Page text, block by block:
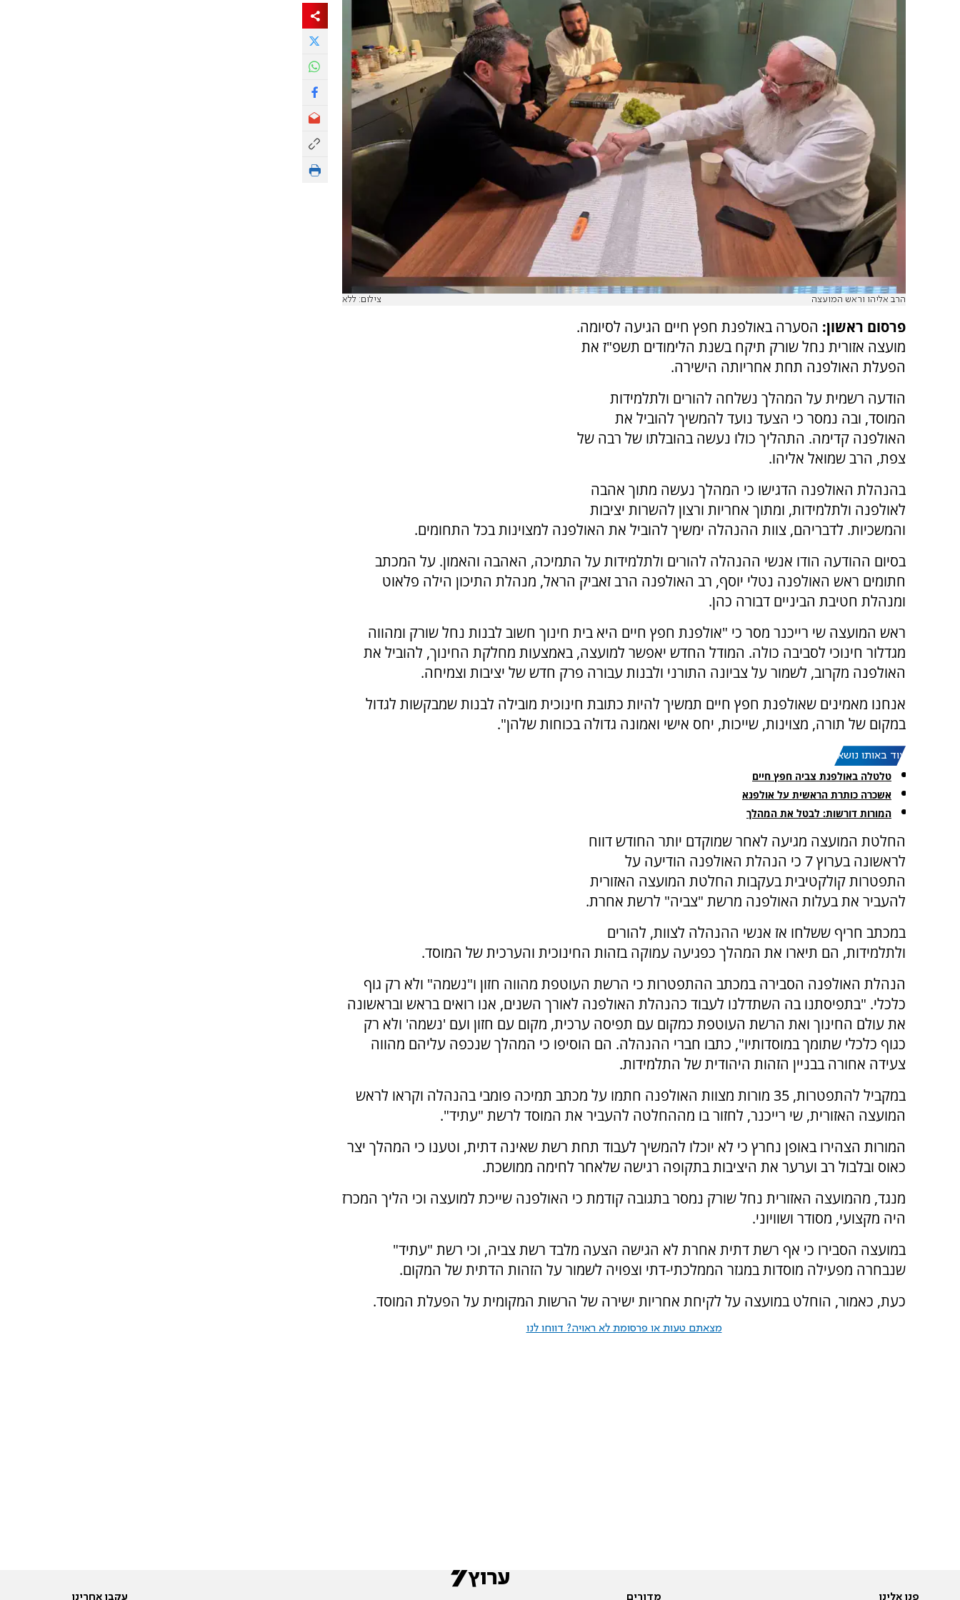
הרב אליהו וראש המועצה צילום: ללא
פרסום ראשון: הסערה באולפנת חפץ חיים הגיעה לסיומה.
מועצה אזורית נחל שורק תיקח בשנת הלימודים תשפ"ז את
הפעלת האולפנה תחת אחריותה הישירה.
הודעה רשמית על המהלך נשלחה להורים ולתלמידות
המוסד, ובה נמסר כי הצעד נועד להמשיך להוביל את
האולפנה קדימה. התהליך כולו נעשה בהובלתו של רבה של
צפת, הרב שמואל אליהו.
בהנהלת האולפנה הדגישו כי המהלך נעשה מתוך אהבה
לאולפנה ולתלמידות, ומתוך אחריות ורצון להשרות יציבות
והמשכיות. לדבריהם, צוות ההנהלה ימשיך להוביל את האולפנה למצוינות בכל התחומים.
בסיום ההודעה הודו אנשי ההנהלה להורים ולתלמידות על התמיכה, האהבה והאמון. על המכתב
חתומים ראש האולפנה נטלי יוסף, רב האולפנה הרב זאביק הראל, מנהלת התיכון הילה פלאוט
ומנהלת חטיבת הביניים דבורה כהן.
ראש המועצה שי רייכנר מסר כי "אולפנת חפץ חיים היא בית חינוך חשוב לבנות נחל שורק ומהווה
מגדלור חינוכי לסביבה כולה. המודל החדש יאפשר למועצה, באמצעות מחלקת החינוך, להוביל את
האולפנה מקרוב, לשמור על צביונה התורני ולבנות עבורה פרק חדש של יציבות וצמיחה.
אנחנו מאמינים שאולפנת חפץ חיים תמשיך להיות כתובת חינוכית מובילה לבנות שמבקשות לגדול
במקום של תורה, מצוינות, שייכות, יחס אישי ואמונה גדולה בכוחות שלהן".
עוד באותו נושא:
טלטלה באולפנת צביה חפץ חיים
אשכרה כותרת הראשית על אולפנא
המורות דורשות: לבטל את המהלך
החלטת המועצה מגיעה לאחר שמוקדם יותר החודש דווח
לראשונה בערוץ 7 כי הנהלת האולפנה הודיעה על
התפטרות קולקטיבית בעקבות החלטת המועצה האזורית
להעביר את בעלות האולפנה מרשת "צביה" לרשת אחרת.
במכתב חריף ששלחו אז אנשי ההנהלה לצוות, להורים
ולתלמידות, הם תיארו את המהלך כפגיעה עמוקה בזהות החינוכית והערכית של המוסד.
הנהלת האולפנה הסבירה במכתב ההתפטרות כי הרשת העוטפת מהווה חזון ו"נשמה" ולא רק גוף
כלכלי. "בתפיסתנו בה השתדלנו לעבוד כהנהלת האולפנה לאורך השנים, אנו רואים בראש ובראשונה
את עולם החינוך ואת הרשת העוטפת כמקום עם תפיסה ערכית, מקום עם חזון ועם 'נשמה' ולא רק
כגוף כלכלי שתומך במוסדותיו", כתבו חברי ההנהלה. הם הוסיפו כי המהלך שנכפה עליהם מהווה
צעידה אחורה בבניין הזהות היהודית של התלמידות.
במקביל להתפטרות, 35 מורות מצוות האולפנה חתמו על מכתב תמיכה פומבי בהנהלה וקראו לראש
המועצה האזורית, שי רייכנר, לחזור בו מההחלטה להעביר את המוסד לרשת "עתיד".
המורות הצהירו באופן נחרץ כי לא יוכלו להמשיך לעבוד תחת רשת שאינה דתית, וטענו כי המהלך יצר
כאוס ובלבול רב וערער את היציבות בתקופה רגישה שלאחר לחימה ממושכת.
מנגד, מהמועצה האזורית נחל שורק נמסר בתגובה קודמת כי האולפנה שייכת למועצה וכי הליך המכרז
היה מקצועי, מסודר ושוויוני.
במועצה הסבירו כי אף רשת דתית אחרת לא הגישה הצעה מלבד רשת צביה, וכי רשת "עתיד"
שנבחרה מפעילה מוסדות במגזר הממלכתי-דתי וצפויה לשמור על הזהות הדתית של המקום.
כעת, כאמור, הוחלט במועצה על לקיחת אחריות ישירה של הרשות המקומית על הפעלת המוסד.
מצאתם טעות או פרסומת לא ראויה? דווחו לנו
פנו אלינו מדורים עקבו אחרינו